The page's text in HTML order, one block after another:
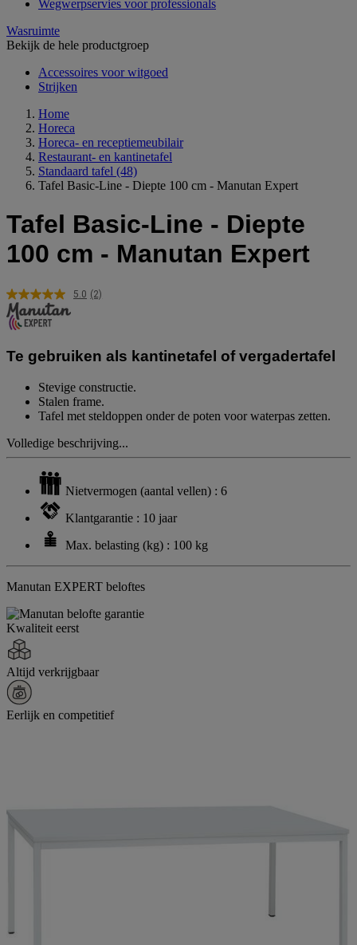
Wegwerpservies voor professionals
Wasruimte
Bekijk de hele productgroep
Accessoires voor witgoed
Strijken
Home
Horeca
Horeca- en receptiemeubilair
Restaurant- en kantinetafel
Standaard tafel (48)
Tafel Basic-Line - Diepte 100 cm - Manutan Expert
Tafel Basic-Line - Diepte
100 cm - Manutan Expert
5.0 Lees
paginalink.
(2)
Te gebruiken als kantinetafel of vergadertafel
Stevige constructie.
Stalen frame.
Tafel met steldoppen onder de poten voor waterpas zetten.
Volledige beschrijving...
Nietvermogen (aantal vellen) : 6
Klantgarantie : 10 jaar
Max. belasting (kg) : 100 kg
Manutan EXPERT beloftes
Kwaliteit eerst
Altijd verkrijgbaar
Eerlijk en competitief